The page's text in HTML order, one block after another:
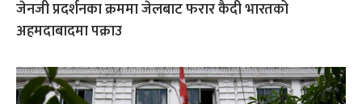
जेनजी प्रदर्शनका क्रममा जेलबाट फरार कैदी भारतको
अहमदाबादमा पक्राउ